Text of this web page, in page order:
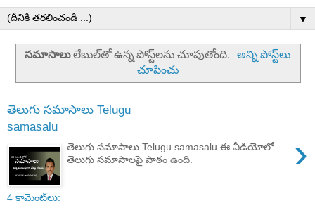
▼
సమాసాలులేబుల్‌తో ఉన్న పోస్ట్‌లను చూపుతోంది.
అన్ని పోస్ట్‌లు
చూపించు
తెలుగు సమాసాలు Telugu
samasalu
›
తెలుగు సమాసాలు Telugu samasalu ఈ వీడియోలో
తెలుగు సమాసాలపై పాఠం ఉంది.
4 కామెంట్‌లు: